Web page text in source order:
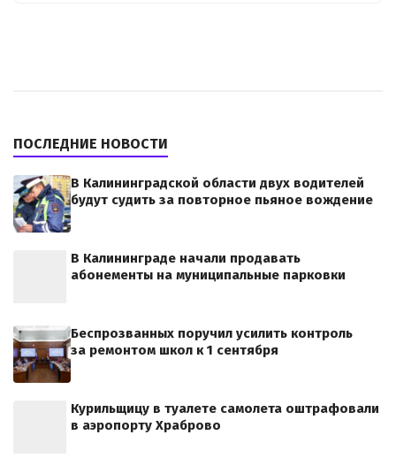
ПОСЛЕДНИЕ НОВОСТИ
В Калининградской области двух водителей
будут судить за повторное пьяное вождение
В Калининграде начали продавать
абонементы на муниципальные парковки
Беспрозванных поручил усилить контроль
за ремонтом школ к 1 сентября
Курильщицу в туалете самолета оштрафовали
в аэропорту Храброво